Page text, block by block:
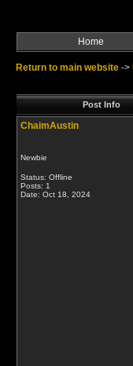
Home
Return to main website ->
Post Info
ChaimAustin
Newbie
Status: Offline
Posts: 1
Date: Oct 18, 2024